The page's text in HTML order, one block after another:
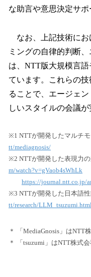
な助言や意思決定サポ
なお、上記技術にお
ミングの自律的判断
は、NTT版大規模言
ています。これらの
ることで、エージェ
しいスタイルの会議が
※1 NTTが開発したマルチ
tt/mediagnosis/
※2 NTTが開発した表現力
m/watch?v=gVaob4sWhLk
https://journal.ntt.co.jp/
※3 NTTが開発した日本語
tt/research/
＊ 「MediaGnosis」はNTT
＊ 「tsuzumi」はNTT株式